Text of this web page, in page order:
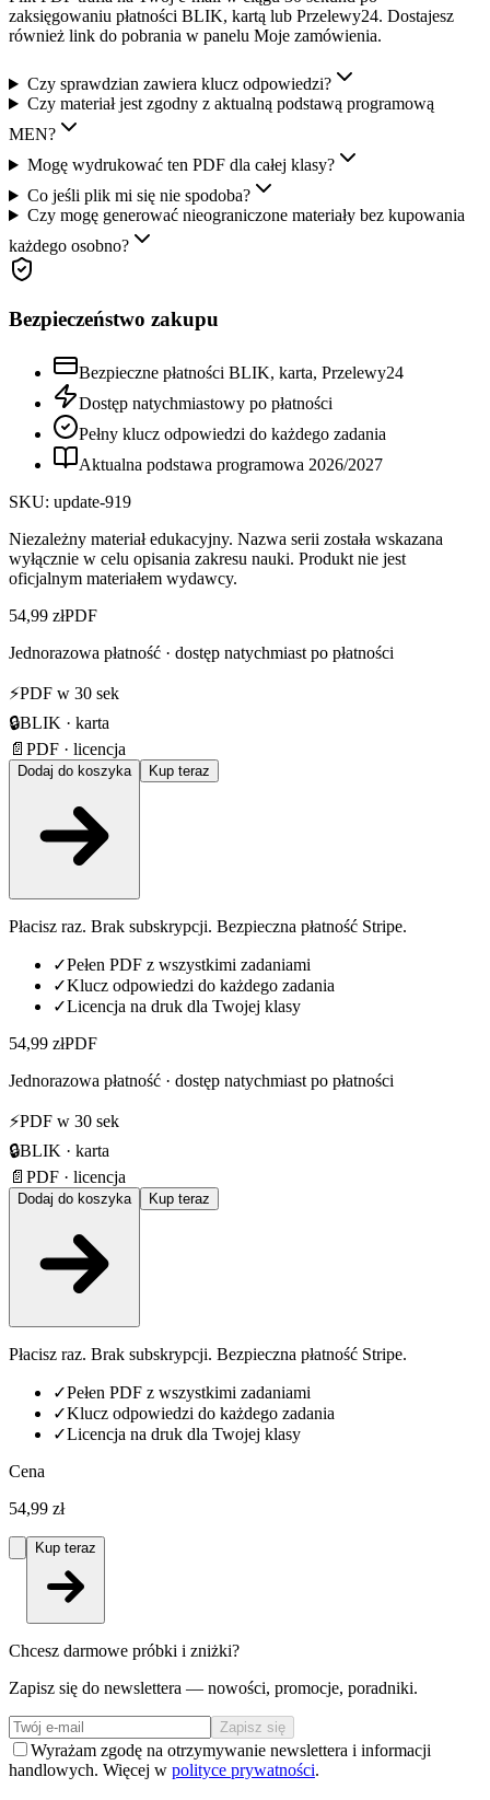
zaksięgowaniu płatności BLIK, kartą lub Przelewy24. Dostajesz
również link do pobrania w panelu Moje zamówienia.
Czy sprawdzian zawiera klucz odpowiedzi?
Czy materiał jest zgodny z aktualną podstawą programową
MEN?
Mogę wydrukować ten PDF dla całej klasy?
Co jeśli plik mi się nie spodoba?
Czy mogę generować nieograniczone materiały bez kupowania
każdego osobno?
Bezpieczeństwo zakupu
Bezpieczne płatności BLIK, karta, Przelewy24
Dostęp natychmiastowy po płatności
Pełny klucz odpowiedzi do każdego zadania
Aktualna podstawa programowa 2026/2027
SKU: update-919
Niezależny materiał edukacyjny. Nazwa serii została wskazana
wyłącznie w celu opisania zakresu nauki. Produkt nie jest
oficjalnym materiałem wydawcy.
54,99 złPDF
Jednorazowa płatność · dostęp natychmiast po płatności
⚡PDF w 30 sek
🔒BLIK · karta
📄 PDF · licencja
Dodaj do koszyka Kup teraz
Płacisz raz. Brak subskrypcji. Bezpieczna płatność Stripe.
✓Pełen PDF z wszystkimi zadaniami
✓Klucz odpowiedzi do każdego zadania
✓Licencja na druk dla Twojej klasy
54,99 złPDF
Jednorazowa płatność · dostęp natychmiast po płatności
⚡PDF w 30 sek
🔒BLIK · karta
📄 PDF · licencja
Dodaj do koszyka Kup teraz
Płacisz raz. Brak subskrypcji. Bezpieczna płatność Stripe.
✓Pełen PDF z wszystkimi zadaniami
✓Klucz odpowiedzi do każdego zadania
✓Licencja na druk dla Twojej klasy
Cena
54,99 zł
Kup teraz
Chcesz darmowe próbki i zniżki?
Zapisz się do newslettera — nowości, promocje, poradniki.
Zapisz się
Wyrażam zgodę na otrzymywanie newslettera i informacji
handlowych. Więcej w polityce prywatności.